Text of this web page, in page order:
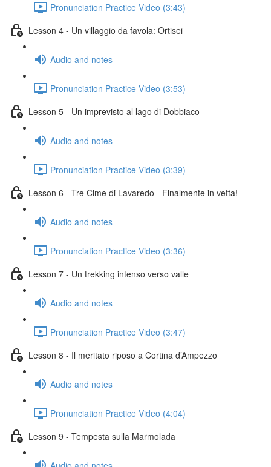
Pronunciation Practice Video (3:43)
Lesson 4 - Un villaggio da favola: Ortisei
Audio and notes
Pronunciation Practice Video (3:53)
Lesson 5 - Un imprevisto al lago di Dobbiaco
Audio and notes
Pronunciation Practice Video (3:39)
Lesson 6 - Tre Cime di Lavaredo - Finalmente in vetta!
Audio and notes
Pronunciation Practice Video (3:36)
Lesson 7 - Un trekking intenso verso valle
Audio and notes
Pronunciation Practice Video (3:47)
Lesson 8 - Il meritato riposo a Cortina d’Ampezzo
Audio and notes
Pronunciation Practice Video (4:04)
Lesson 9 - Tempesta sulla Marmolada